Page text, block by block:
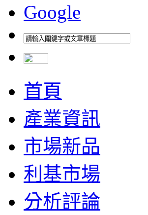
Google
首頁
產業資訊
市場新品
利基市場
分析評論